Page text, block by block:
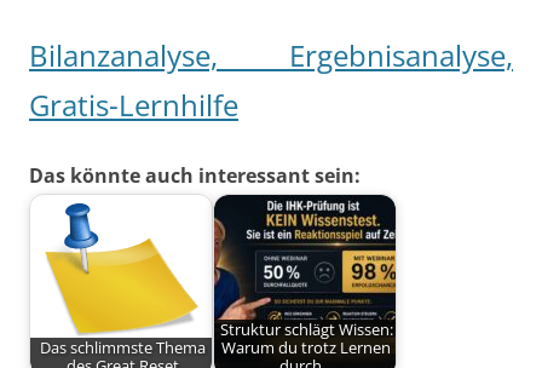
Bilanzanalyse, Ergebnisanalyse,
Gratis-Lernhilfe
Das könnte auch interessant sein:
Das schlimmste Thema
Struktur schlägt Wissen:
Warum du trotz Lernen